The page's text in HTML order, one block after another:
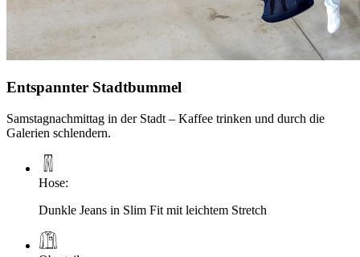
Entspannter Stadtbummel
Samstagnachmittag in der Stadt – Kaffee trinken und durch die
Galerien schlendern.
Hose:
Dunkle Jeans in Slim Fit mit leichtem Stretch